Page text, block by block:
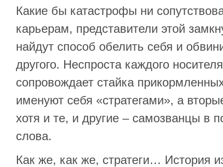
Какие бы катастрофы ни
карьерам, представители этой
найдут способ обелить себя и
другого. Неспроста каждого
сопровождает стайка
именуют себя «стратегами», а
хотя и те, и другие – самозванцы в
слова.
Как же, как же, стратеги… История